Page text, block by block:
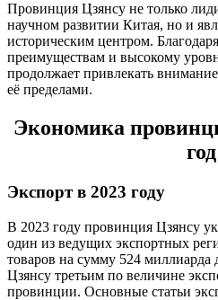
Провинция Цзянсу не только
научном развитии Китая, но и
историческим центром.
преимуществам и высокому
продолжает привлекать
её пределами.
Экономика
год
Экспорт в 2023 году
В 2023 году провинция Цзянсу
один из ведущих экспортных
товаров на сумму 524
Цзянсу третьим по величине
провинции. Основные статьи